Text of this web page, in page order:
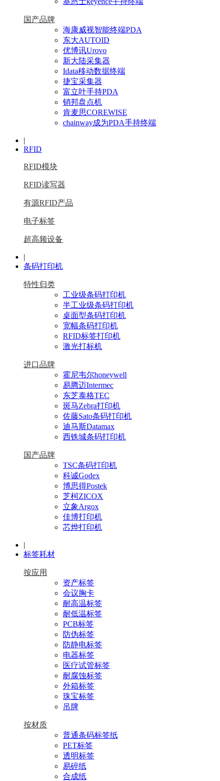
国产品牌
海康威视智能终端PDA
东大AUTOID
优博讯Urovo
新大陆采集器
Idata移动数据终端
捷宝采集器
富立叶手持PDA
销邦盘点机
肯麦思COREWISE
chainway成为PDA手持终端
|
RFID
RFID模块
RFID读写器
有源RFID产品
电子标签
超高频设备
|
条码打印机
特性归类
工业级条码打印机
半工业级条码打印机
桌面型条码打印机
宽幅条码打印机
RFID标签打印机
激光打标机
进口品牌
霍尼韦尔honeywell
易腾迈Intermec
东芝泰格TEC
斑马Zebra打印机
佐藤Sato条码打印机
迪马斯Datamax
西铁城条码打印机
国产品牌
TSC条码打印机
科诚Godex
博思得Postek
芝柯ZICOX
立象Argox
佳博打印机
芯烨打印机
|
标签耗材
按应用
资产标签
会议胸卡
耐高温标签
耐低温标签
PCB标签
防伪标签
防静电标签
电器标签
医疗试管标签
耐腐蚀标签
外箱标签
珠宝标签
吊牌
按材质
普通条码标签纸
PET标签
透明标签
易碎纸
合成纸